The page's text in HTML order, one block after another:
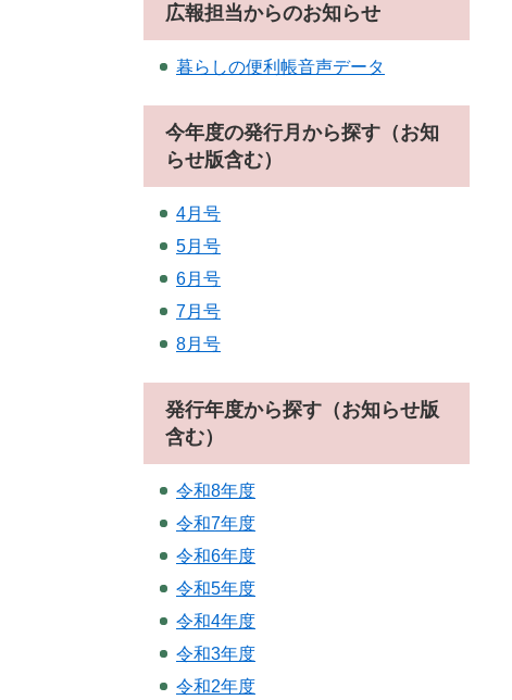
広報担当からのお知らせ
暮らしの便利帳音声データ
今年度の発行月から探す（お知
らせ版含む）
4月号
5月号
6月号
7月号
8月号
発行年度から探す（お知らせ版
含む）
令和8年度
令和7年度
令和6年度
令和5年度
令和4年度
令和3年度
令和2年度